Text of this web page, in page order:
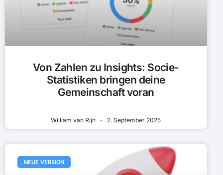
Von Zahlen zu Insights: Socie-
Statistiken bringen deine
Gemeinschaft voran
William van Rijn 2. September 2025
NEUE VERSION